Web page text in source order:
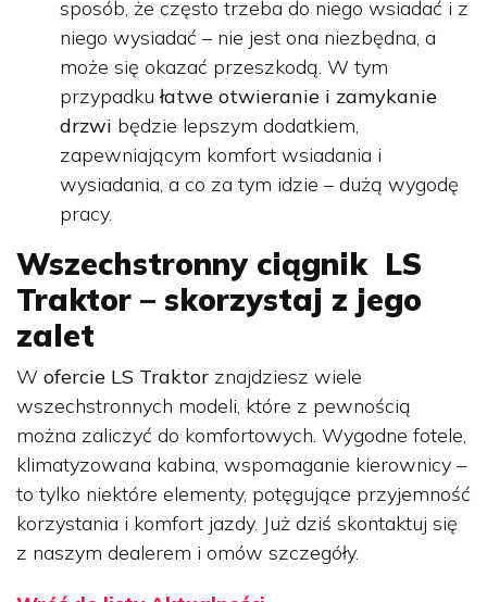
sposób, że często trzeba do niego wsiadać i z
niego wysiadać – nie jest ona niezbędna, a
może się okazać przeszkodą. W tym
przypadkułatwe otwieranie i zamykanie
drzwi będzie lepszym dodatkiem,
zapewniającym komfort wsiadania i
wysiadania, a co za tym idzie – dużą wygodę
pracy.
Wszechstronny ciągnik LS
Traktor – skorzystaj z jego
zalet
W ofercie LS Traktor znajdziesz wiele
wszechstronnych modeli, które z pewnością
można zaliczyć do komfortowych. Wygodne fotele,
klimatyzowana kabina, wspomaganie kierownicy –
to tylko niektóre elementy, potęgujące przyjemność
korzystania i komfort jazdy. Już dziś skontaktuj się
z naszym dealerem i omów szczegóły.